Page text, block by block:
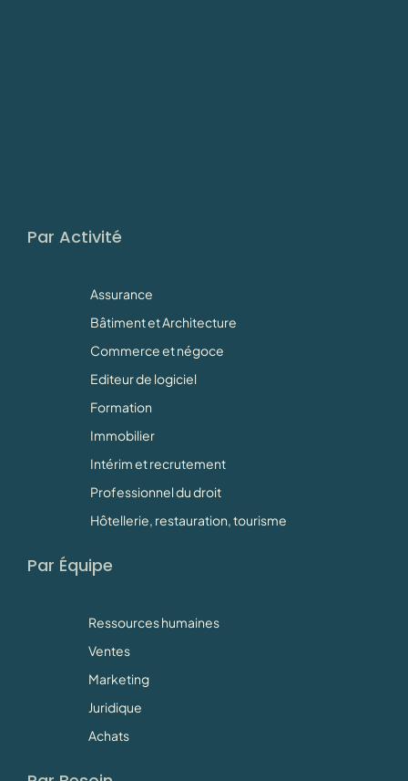
Par Activité
Assurance
Bâtiment et Architecture
Commerce et négoce
Editeur de logiciel
Formation
Immobilier
Intérim et recrutement
Professionnel du droit
Hôtellerie, restauration, tourisme
Par Équipe
Ressources humaines
Ventes
Marketing
Juridique
Achats